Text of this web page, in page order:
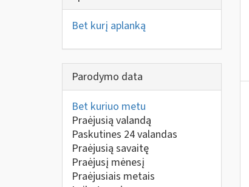
Bet kurį aplanką
Parodymo data
Bet kuriuo metu
Praėjusią valandą
Paskutines 24 valandas
Praėjusią savaitę
Praėjusį mėnesį
Praėjusiais metais